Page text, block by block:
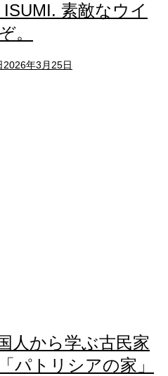
ISUMI. 素敵なウイ
。
2026年3月25日
人から学ぶ古民家
パトリシアの家」